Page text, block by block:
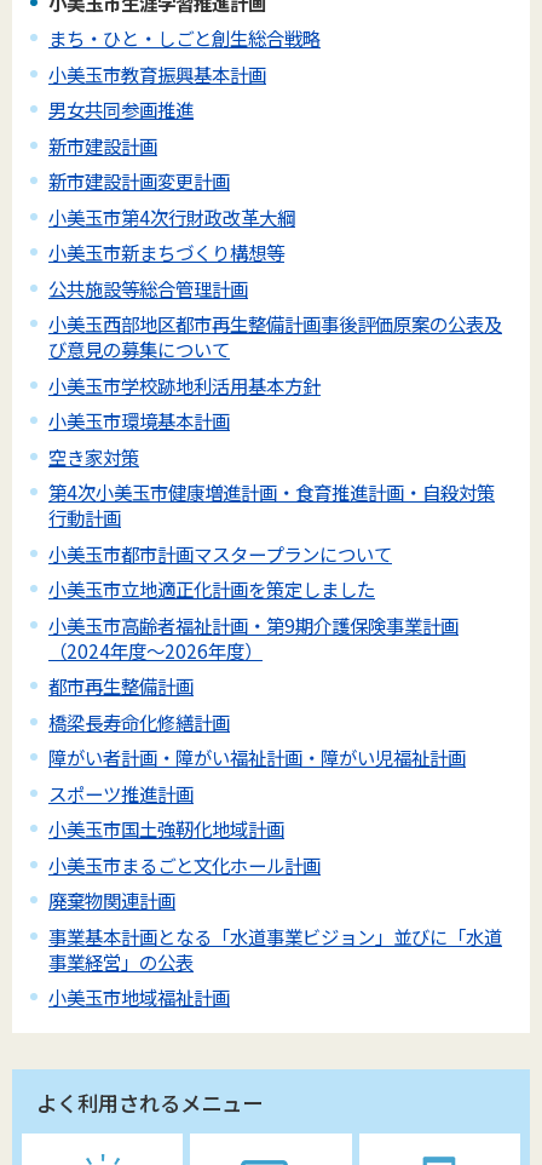
まち・ひと・しごと創生総合戦略
小美玉市教育振興基本計画
男女共同参画推進
新市建設計画
新市建設計画変更計画
小美玉市第4次行財政改革大綱
小美玉市新まちづくり構想等
公共施設等総合管理計画
小美玉西部地区都市再生整備計画事後評価原案の公表及
び意見の募集について
小美玉市学校跡地利活用基本方針
小美玉市環境基本計画
空き家対策
第4次小美玉市健康増進計画・食育推進計画・自殺対策
行動計画
小美玉市都市計画マスタープランについて
小美玉市立地適正化計画を策定しました
小美玉市高齢者福祉計画・第9期介護保険事業計画
（2024年度～2026年度）
都市再生整備計画
橋梁長寿命化修繕計画
障がい者計画・障がい福祉計画・障がい児福祉計画
スポーツ推進計画
小美玉市国土強靭化地域計画
小美玉市まるごと文化ホール計画
廃棄物関連計画
事業基本計画となる「水道事業ビジョン」並びに「水道
事業経営」の公表
小美玉市地域福祉計画
よく利用されるメニュー